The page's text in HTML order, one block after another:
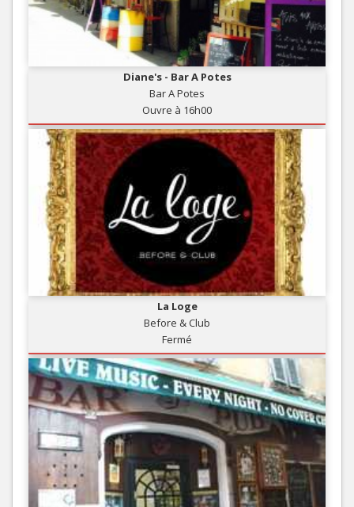
Diane's - Bar A Potes
Bar A Potes
Ouvre à 16h00
La Loge
Before & Club
Fermé